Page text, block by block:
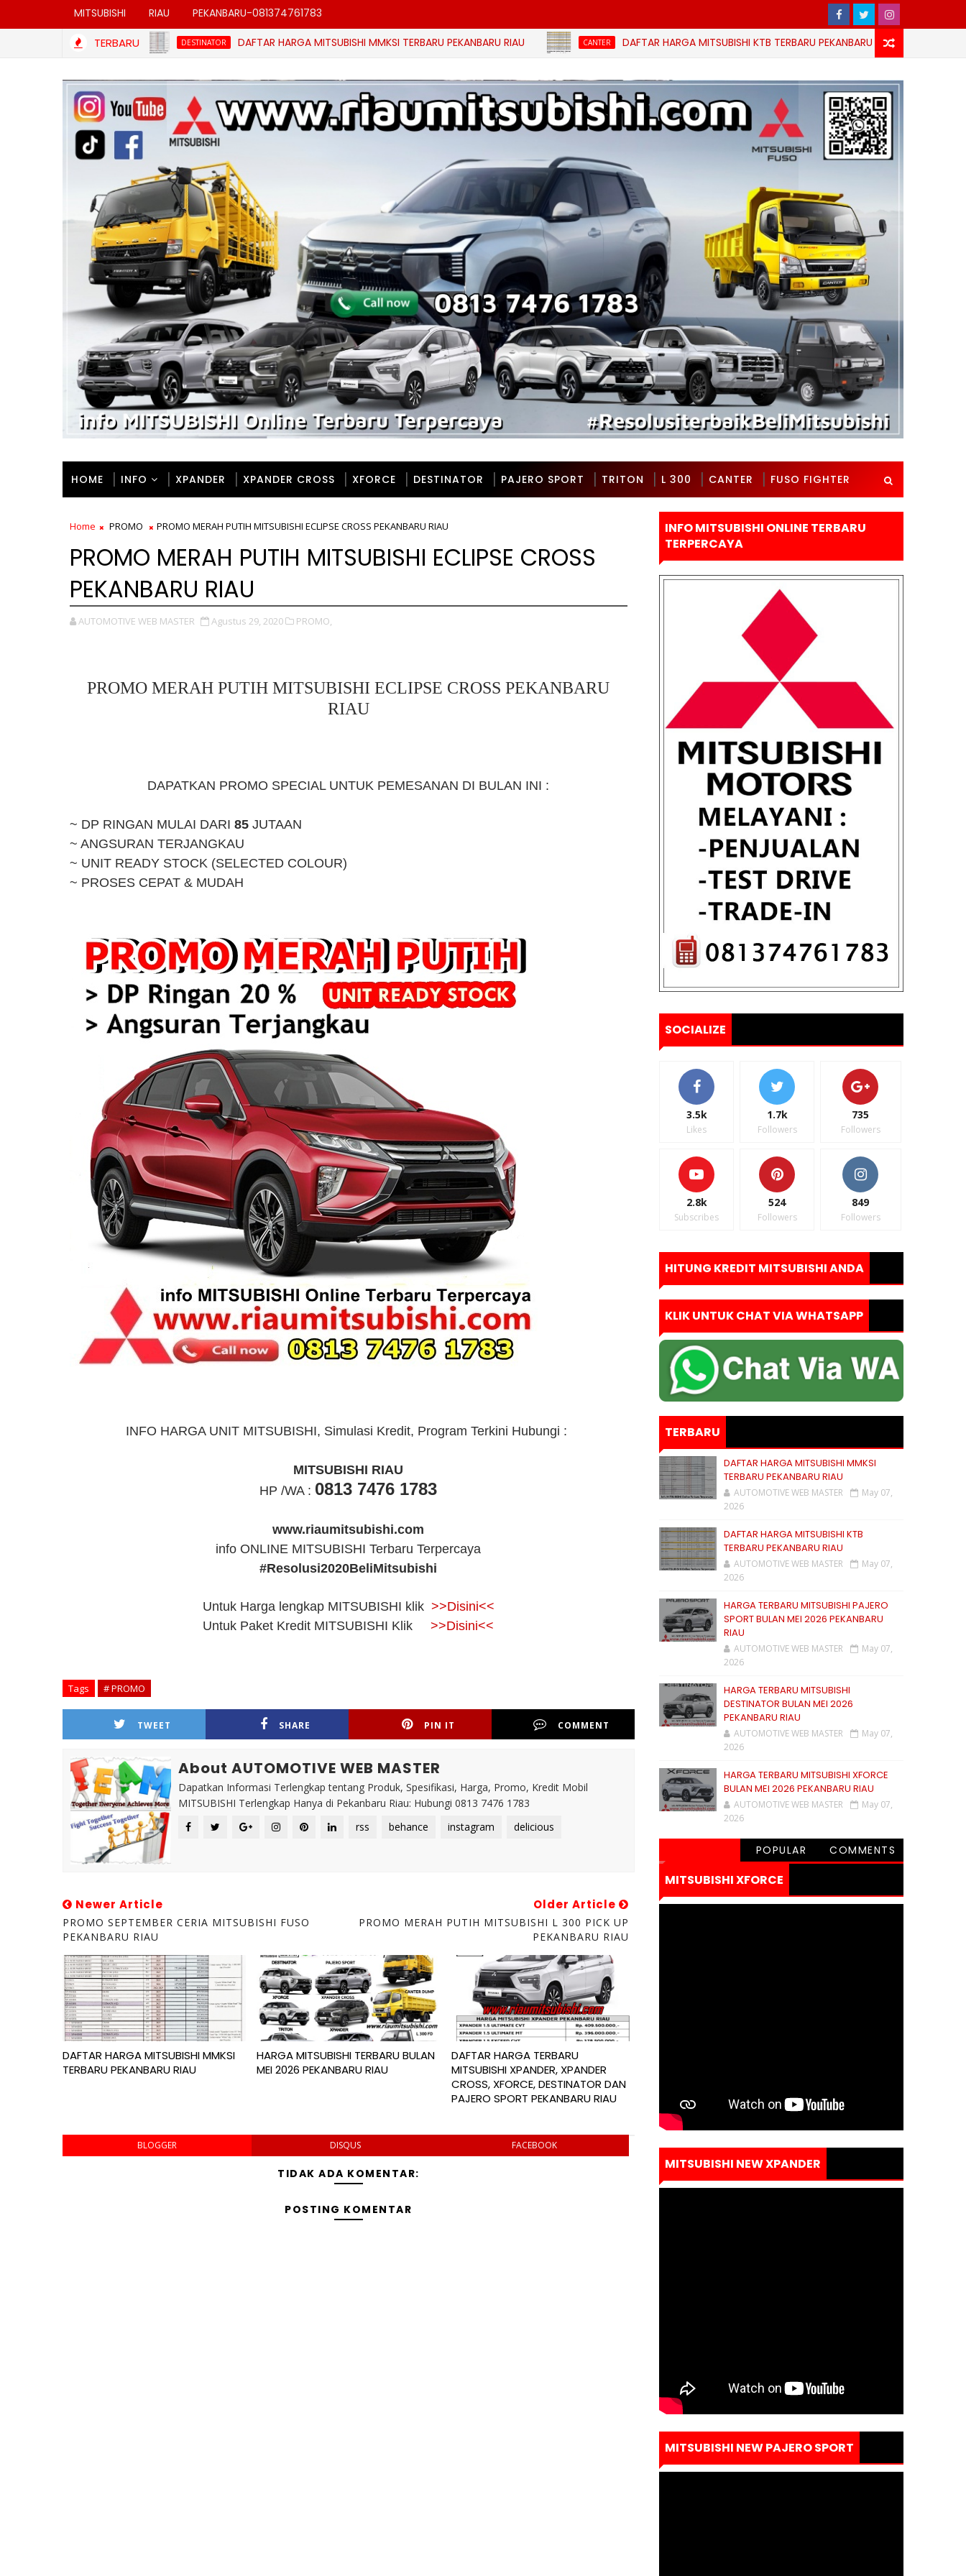
MITSUBISHI RIAU PEKANBARU-081374761783
TERBARUDESTINATOR DAFTAR HARGA MITSUBISHI MMKSI TERBARU PEKANBARU RIAU CANTER DAFTAR HARGA MITSUBISHI KTB TERBARU PEKANBARU RIAU
HOME INFO XPANDER XPANDER CROSS XFORCE DESTINATOR PAJERO SPORT TRITON L 300 CANTER FUSO FIGHTER
Home PROMO PROMO MERAH PUTIH MITSUBISHI ECLIPSE CROSS PEKANBARU RIAU
PROMO MERAH PUTIH MITSUBISHI ECLIPSE CROSS
PEKANBARU RIAU
AUTOMOTIVE WEB MASTER Agustus 29, 2020 PROMO,
PROMO MERAH PUTIH MITSUBISHI ECLIPSE CROSS PEKANBARU
RIAU
DAPATKAN PROMO SPECIAL UNTUK PEMESANAN DI BULAN INI :
~ DP RINGAN MULAI DARI 85 JUTAAN
~ ANGSURAN TERJANGKAU
~ UNIT READY STOCK (SELECTED COLOUR)
~ PROSES CEPAT & MUDAH
INFO HARGA UNIT MITSUBISHI, Simulasi Kredit, Program Terkini Hubungi :
MITSUBISHI RIAU
HP /WA : 0813 7476 1783
www.riaumitsubishi.com
info ONLINE MITSUBISHI Terbaru Terpercaya
#Resolusi2020BeliMitsubishi
Untuk Harga lengkap MITSUBISHI klik >>Disini<<
Untuk Paket Kredit MITSUBISHI Klik>>Disini<<
Tags # PROMO
TWEET SHARE PIN IT COMMENT
About AUTOMOTIVE WEB MASTER
Dapatkan Informasi Terlengkap tentang Produk, Spesifikasi, Harga, Promo, Kredit Mobil
MITSUBISHI Terlengkap Hanya di Pekanbaru Riau: Hubungi 0813 7476 1783
rss
behance instagram delicious
Newer Article
PROMO SEPTEMBER CERIA MITSUBISHI FUSO
PEKANBARU RIAU
Older Article
PROMO MERAH PUTIH MITSUBISHI L 300 PICK UP
PEKANBARU RIAU
DAFTAR HARGA MITSUBISHI MMKSI
TERBARU PEKANBARU RIAU
HARGA MITSUBISHI TERBARU BULAN
MEI 2026 PEKANBARU RIAU
DAFTAR HARGA TERBARU
MITSUBISHI XPANDER, XPANDER
CROSS, XFORCE, DESTINATOR DAN
PAJERO SPORT PEKANBARU RIAU
BLOGGER DISQUS FACEBOOK
TIDAK ADA KOMENTAR:
POSTING KOMENTAR
INFO MITSUBISHI ONLINE TERBARU
TERPERCAYA
SOCIALIZE
3.5k
Likes
1.7k
Followers
735
Followers
2.8k
Subscribes
524
Followers
849
Followers
HITUNG KREDIT MITSUBISHI ANDA
KLIK UNTUK CHAT VIA WHATSAPP
TERBARU
DAFTAR HARGA MITSUBISHI MMKSI
TERBARU PEKANBARU RIAU
AUTOMOTIVE WEB MASTER
May 07,
2026
DAFTAR HARGA MITSUBISHI KTB
TERBARU PEKANBARU RIAU
AUTOMOTIVE WEB MASTER
May 07,
2026
HARGA TERBARU MITSUBISHI PAJERO
SPORT BULAN MEI 2026 PEKANBARU
RIAU
AUTOMOTIVE WEB MASTER
May 07,
2026
HARGA TERBARU MITSUBISHI
DESTINATOR BULAN MEI 2026
PEKANBARU RIAU
AUTOMOTIVE WEB MASTER
May 07,
2026
HARGA TERBARU MITSUBISHI XFORCE
BULAN MEI 2026 PEKANBARU RIAU
AUTOMOTIVE WEB MASTER
May 07,
2026
POPULAR COMMENTS
MITSUBISHI XFORCE
MITSUBISHI NEW XPANDER
MITSUBISHI NEW PAJERO SPORT